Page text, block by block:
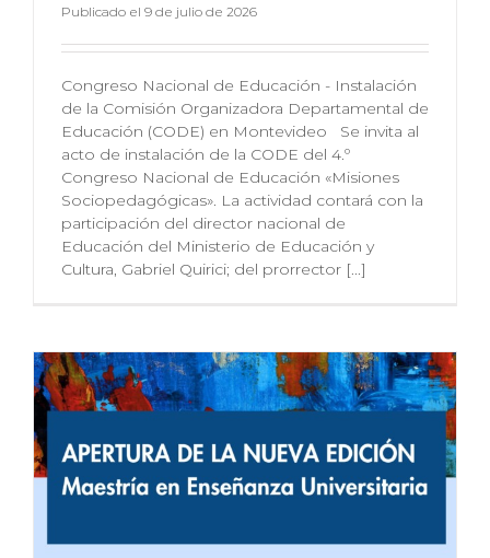
Publicado el 9 de julio de 2026
Congreso Nacional de Educación - Instalación
de la Comisión Organizadora Departamental de
Educación (CODE) en Montevideo Se invita al
acto de instalación de la CODE del 4.º
Congreso Nacional de Educación «Misiones
Sociopedagógicas». La actividad contará con la
participación del director nacional de
Educación del Ministerio de Educación y
Cultura, Gabriel Quirici; del prorrector [...]